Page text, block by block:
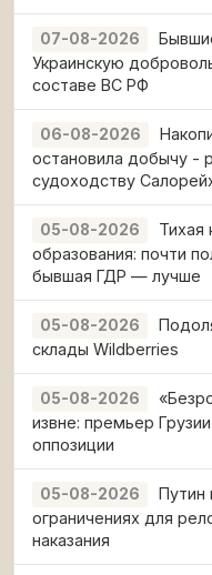
07-08-2026
Украинскую
составе ВС РФ
06-08-2026
остановила добычу -
судоходству
05-08-2026
Тихая
образования: почти
бывшая ГДР — лучше
05-08-2026
склады Wildberries
05-08-2026
извне: премьер
оппозиции
05-08-2026
Путин
ограничениях для
наказания